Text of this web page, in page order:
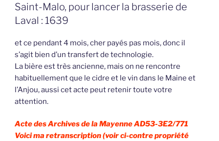
Saint-Malo, pour lancer la brasserie de
Laval : 1639
et ce pendant 4 mois, cher payés pas mois, donc il
s’agit bien d’un transfert de technologie.
La bière est très ancienne, mais on ne rencontre
habituellement que le cidre et le vin dans le Maine et
l’Anjou, aussi cet acte peut retenir toute votre
attention.
Acte des Archives de la Mayenne AD53-3E2/771
Voici ma retranscription (voir ci-contre propriété